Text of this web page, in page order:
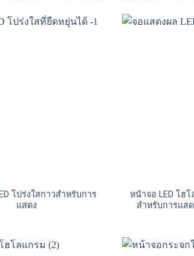
โปร่งใสกาวสำหรับการ
แสดง
หน้าจอ LED โฮ
สำหรับการแส